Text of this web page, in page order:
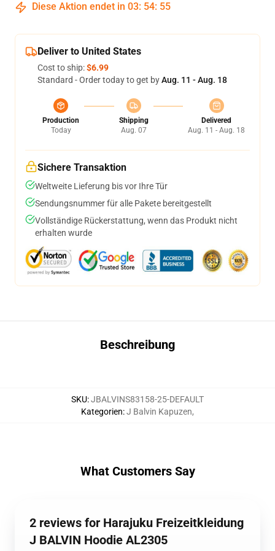
Diese Aktion endet in 03: 54: 54
Deliver to United States
Cost to ship:$6.99
Standard - Order today to get byAug. 11 - Aug. 18
Production
Today
Shipping
Aug. 07
Delivered
Aug. 11 - Aug. 18
Sichere Transaktion
Weltweite Lieferung bis vor Ihre Tür
Sendungsnummer für alle Pakete bereitgestellt
Vollständige Rückerstattung, wenn das Produkt nicht
erhalten wurde
Beschreibung
SKU:JBALVINS83158-25-DEFAULT
Kategorien:J Balvin Kapuzen,
What Customers Say
2 reviews for Harajuku Freizeitkleidung
J BALVIN Hoodie AL2305